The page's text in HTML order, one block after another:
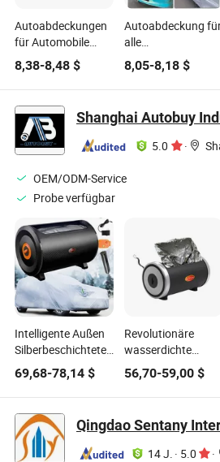
Autoabdeckungen
für Automobile
Allwetter Sonnen
UV Regen Schutz
8,38-8,48 $
Autoabdeckung
alle
Wetterbedingungen,
Außen- und
Innenbereich,
Pickup, silberne
8,05-8,18$
5.0 ·
OEM/ODM-Service
Probe verfügbar
Intelligente Außen
Silberbeschichtete
Autoersatzteile
Faltbare
Automatische
Autoabdeckung
69,68-78,14 $
Revolutionäre
wasserdichte
Sonnenschutz
kompakte
Aufbewahrung
Stoff
Autoabdeckung
56,70-59,00$
14 J. · 5.0 ·